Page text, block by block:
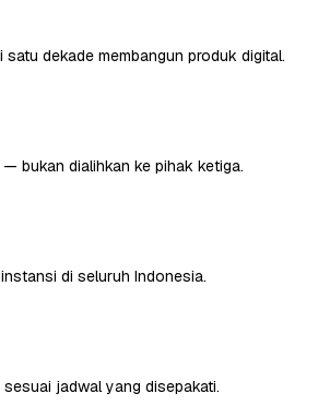
satu dekade membangun produk digital.
bukan dialihkan ke pihak ketiga.
di seluruh Indonesia.
sesuai jadwal yang disepakati.